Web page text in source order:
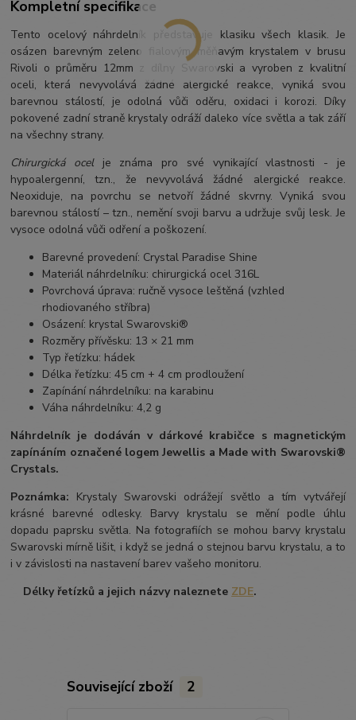
Kompletní specifikace
Tento ocelový náhrdelník představuje klasiku všech klasik. Je
osázen barevným zeleno fialovým měňavým krystalem v brusu
Rivoli o průměru 12mm z dílny Swarovski a vyroben z kvalitní
oceli, která nevyvolává žádné alergické reakce, vyniká svou
barevnou stálostí, je odolná vůči oděru, oxidaci i korozi. Díky
pokovené zadní straně krystaly odráží daleko více světla a tak září
na všechny strany.
Chirurgická ocelje známa pro své vynikající vlastnosti - je
hypoalergenní, tzn., že nevyvolává žádné alergické reakce.
Neoxiduje, na povrchu se netvoří žádné skvrny. Vyniká svou
barevnou stálostí – tzn., nemění svoji barvu a udržuje svůj lesk. Je
vysoce odolná vůči odření a poškození.
Barevné provedení: Crystal Paradise Shine
Materiál náhrdelníku: chirurgická ocel 316L
Povrchová úprava: ručně vysoce leštěná (vzhled
rhodiovaného stříbra)
Osázení: krystal Swarovski®
Rozměry přívěsku: 13 × 21 mm
Typ řetízku: hádek
Délka řetízku: 45 cm + 4 cm prodloužení
Zapínání náhrdelníku: na karabinu
Váha náhrdelníku: 4,2 g
Náhrdelník je dodáván v dárkové krabičce s magnetickým
zapínáním označené logem Jewellis a Made with Swarovski®
Crystals.
Poznámka: Krystaly Swarovski odrážejí světlo a tím vytvářejí
krásné barevné odlesky. Barvy krystalu se mění podle úhlu
dopadu paprsku světla. Na fotografiích se mohou barvy krystalu
Swarovski mírně lišit, i když se jedná o stejnou barvu krystalu, a to
i v závislosti na nastavení barev vašeho monitoru.
Délky řetízků a jejich názvy naleznete ZDE.
Související zboží 2